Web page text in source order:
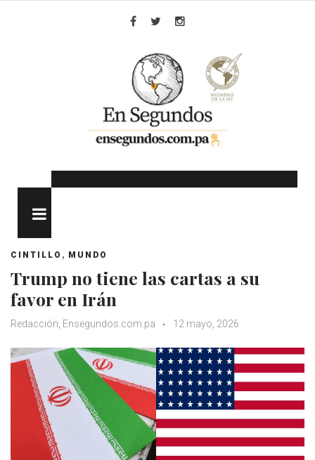
CINTILLO , MUNDO
Trump no tiene las cartas a su
favor en Irán
Redacción, Ensegundos.com.pa 12 mayo, 2026